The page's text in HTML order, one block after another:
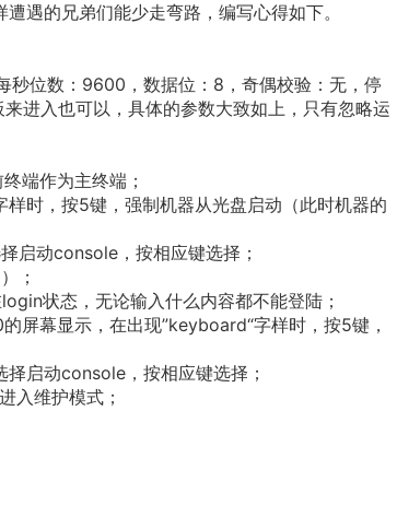
遇的兄弟们能少走弯路，编写心得如下。
秒位数：9600，数据位：8，奇偶校验：无，停
进入也可以，具体的参数大致如上，只有忽略运
端作为主终端；
时，按5键，强制机器从光盘启动（此时机器的
启动console，按相应键选择；
；
状态，无论输入什么内容都不能登陆；
屏幕显示，在出现”keyboard“字样时，按5键，
择启动console，按相应键选择；
入维护模式；